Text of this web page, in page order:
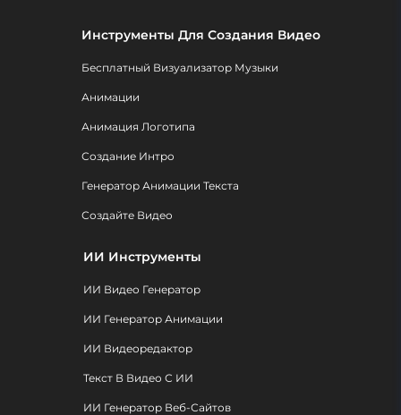
Инструменты Для Создания Видео
Бесплатный Визуализатор Музыки
Анимации
Анимация Логотипа
Создание Интро
Генератор Анимации Текста
Создайте Видео
ИИ Инструменты
ИИ Видео Генератор
ИИ Генератор Анимации
ИИ Видеоредактор
Текст В Видео С ИИ
ИИ Генератор Веб-Сайтов